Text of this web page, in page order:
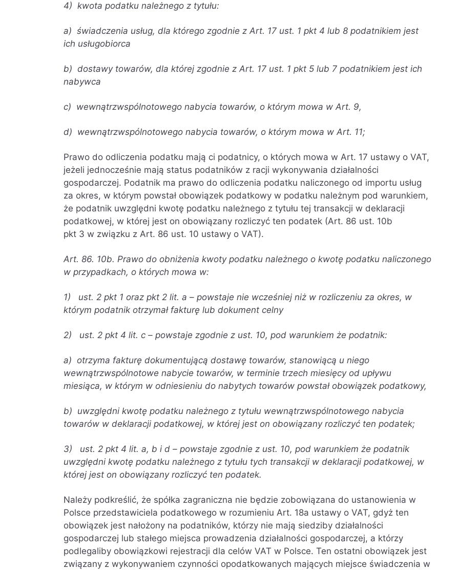
4) kwota podatku należnego z tytułu:
a) świadczenia usług, dla którego zgodnie z Art. 17 ust. 1 pkt 4 lub 8 podatnikiem jest
ich usługobiorca
b) dostawy towarów, dla której zgodnie z Art. 17 ust. 1 pkt 5 lub 7 podatnikiem jest ich
nabywca
c) wewnątrzwspólnotowego nabycia towarów, o którym mowa w Art. 9,
d) wewnątrzwspólnotowego nabycia towarów, o którym mowa w Art. 11;
Prawo do odliczenia podatku mają ci podatnicy, o których mowa w Art. 17 ustawy o VAT,
jeżeli jednocześnie mają status podatników z racji wykonywania działalności
gospodarczej. Podatnik ma prawo do odliczenia podatku naliczonego od importu usług
za okres, w którym powstał obowiązek podatkowy w podatku należnym pod warunkiem,
że podatnik uwzględni kwotę podatku należnego z tytułu tej transakcji w deklaracji
podatkowej, w której jest on obowiązany rozliczyć ten podatek (Art. 86 ust. 10b
pkt 3 w związku z Art. 86 ust. 10 ustawy o VAT).
Art. 86. 10b. Prawo do obniżenia kwoty podatku należnego o kwotę podatku naliczonego
w przypadkach, o których mowa w:
1) ust. 2 pkt 1 oraz pkt 2 lit. a – powstaje nie wcześniej niż w rozliczeniu za okres, w
którym podatnik otrzymał fakturę lub dokument celny
2) ust. 2 pkt 4 lit. c – powstaje zgodnie z ust. 10, pod warunkiem że podatnik:
a) otrzyma fakturę dokumentującą dostawę towarów, stanowiącą u niego
wewnątrzwspólnotowe nabycie towarów, w terminie trzech miesięcy od upływu
miesiąca, w którym w odniesieniu do nabytych towarów powstał obowiązek podatkowy,
b) uwzględni kwotę podatku należnego z tytułu wewnątrzwspólnotowego nabycia
towarów w deklaracji podatkowej, w której jest on obowiązany rozliczyć ten podatek;
3) ust. 2 pkt 4 lit. a, b i d – powstaje zgodnie z ust. 10, pod warunkiem że podatnik
uwzględni kwotę podatku należnego z tytułu tych transakcji w deklaracji podatkowej, w
której jest on obowiązany rozliczyć ten podatek.
Należy podkreślić, że spółka zagraniczna nie będzie zobowiązana do ustanowienia w
Polsce przedstawiciela podatkowego w rozumieniu Art. 18a ustawy o VAT, gdyż ten
obowiązek jest nałożony na podatników, którzy nie mają siedziby działalności
gospodarczej lub stałego miejsca prowadzenia działalności gospodarczej, a którzy
podlegaliby obowiązkowi rejestracji dla celów VAT w Polsce. Ten ostatni obowiązek jest
związany z wykonywaniem czynności opodatkowanych mających miejsce świadczenia w